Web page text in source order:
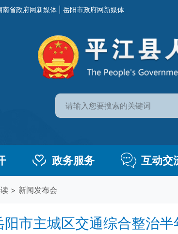
南省政府网新媒体 岳阳市政府网新媒体
政务服务 互动交
> 新闻发布会
阳市主城区交通综合整治